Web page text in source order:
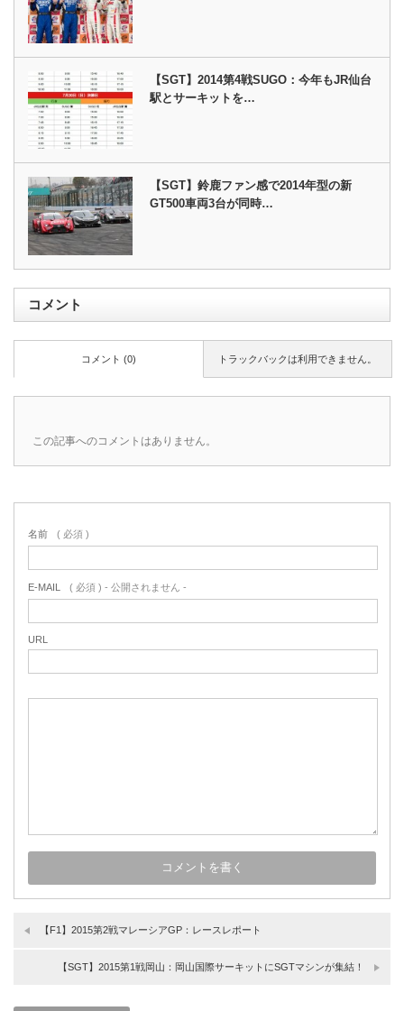
【SGT】2014第4戦SUGO：今年もJR仙台
駅とサーキットを…
【SGT】鈴鹿ファン感で2014年型の新
GT500車両3台が同時…
コメント
トラックバックは利用できません。
コメント (0)
この記事へのコメントはありません。
名前 ( 必須 )
E-MAIL ( 必須 ) - 公開されません -
URL
【F1】2015第2戦マレーシアGP：レースレポート
【SGT】2015第1戦岡山：岡山国際サーキットにSGTマシンが集結！